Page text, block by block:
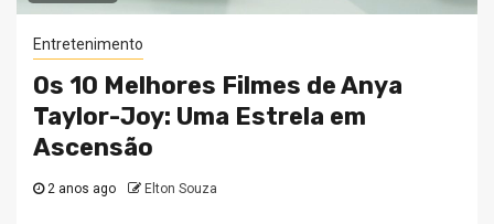
Entretenimento
Os 10 Melhores Filmes de Anya
Taylor-Joy: Uma Estrela em
Ascensão
2 anos ago Elton Souza